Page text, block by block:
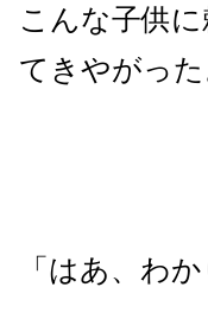
こんな子供
てきやがった
「はあ、わ